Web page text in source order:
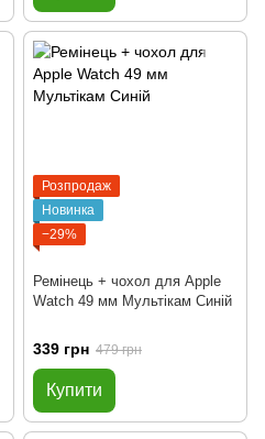
Розпродаж
Новинка
−29%
Ремінець + чохол для Apple
Watch 49 мм Мультікам Синій
339 грн 479 грн
Купити